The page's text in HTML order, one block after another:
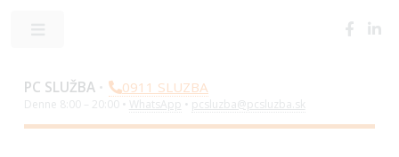
PC SLUŽBA• 0911 SLUZBA
Denne 8:00 – 20:00 • WhatsApp • pcsluzba@pcsluzba.sk